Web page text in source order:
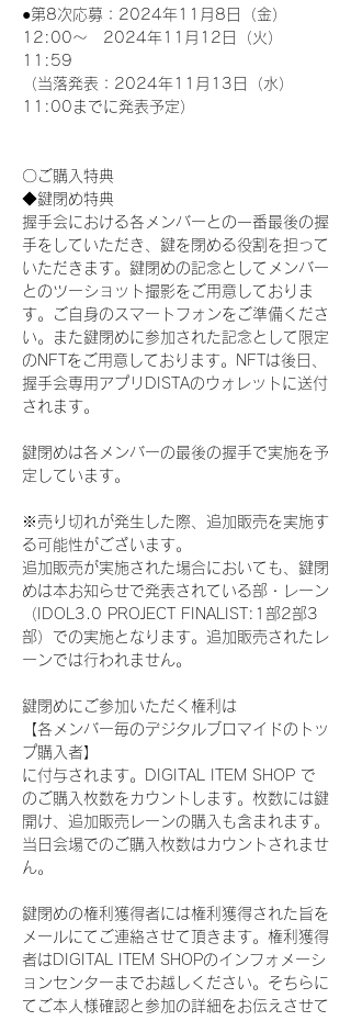
●第8次応募：2024年11月8日（金）
12:00～　2024年11月12日（火）
11:59
（当落発表：2024年11月13日（水）
11:00までに発表予定）
〇ご購入特典
◆鍵閉め特典
握手会における各メンバーとの一番最後の握
手をしていただき、鍵を閉める役割を担って
いただきます。鍵閉めの記念としてメンバー
とのツーショット撮影をご用意しておりま
す。ご自身のスマートフォンをご準備くださ
い。また鍵閉めに参加された記念として限定
のNFTをご用意しております。NFTは後日、
握手会専用アプリDISTAのウォレットに送付
されます。
鍵閉めは各メンバーの最後の握手で実施を予
定しています。
※売り切れが発生した際、追加販売を実施す
る可能性がございます。
追加販売が実施された場合においても、鍵閉
めは本お知らせで発表されている部・レーン
（IDOL3.0 PROJECT FINALIST:1部2部3
部）での実施となります。追加販売されたレ
ーンでは行われません。
鍵閉めにご参加いただく権利は
【各メンバー毎のデジタルブロマイドのトッ
プ購入者】
に付与されます。DIGITAL ITEM SHOP で
のご購入枚数をカウントします。枚数には鍵
開け、追加販売レーンの購入も含まれます。
当日会場でのご購入枚数はカウントされませ
ん。
鍵閉めの権利獲得者には権利獲得された旨を
メールにてご連絡させて頂きます。権利獲得
者はDIGITAL ITEM SHOPのインフォメーシ
ョンセンターまでお越しください。そちらに
てご本人様確認と参加の詳細をお伝えさせて